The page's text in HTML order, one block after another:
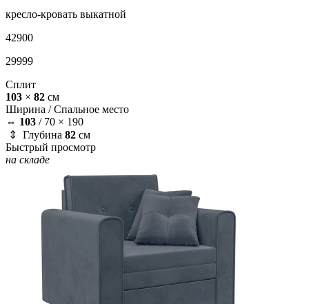
кресло-кровать выкатной
42900
29999
Сплит
103 × 82 см
Ширина /Спальное место
⇔ 103 / 70 × 190
⇕ Глубина 82 см
Быстрый просмотр
на складе